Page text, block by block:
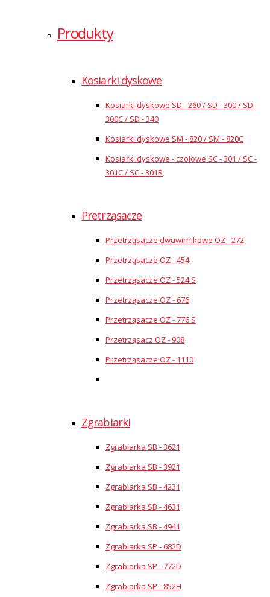
Produkty
Kosiarki dyskowe
Kosiarki dyskowe SD - 260 / SD - 300 / SD-
300C / SD - 340
Kosiarki dyskowe SM - 820 / SM - 820C
Kosiarki dyskowe - czołowe SC - 301 / SC -
301C / SC - 301R
Pretrząsacze
Przetrząsacze dwuwirnikowe OZ - 272
Przetrząsacze OZ - 454
Przetrząsacze OZ - 524 S
Przetrząsacze OZ - 676
Przetrząsacze OZ - 776 S
Przetrząsacz OZ - 908
Przetrząsacze OZ - 1110
Zgrabiarki
Zgrabiarka SB - 3621
Zgrabiarka SB - 3921
Zgrabiarka SB - 4231
Zgrabiarka SB - 4631
Zgrabiarka SB - 4941
Zgrabiarka SP - 682D
Zgrabiarka SP - 772D
Zgrabiarka SP - 852H